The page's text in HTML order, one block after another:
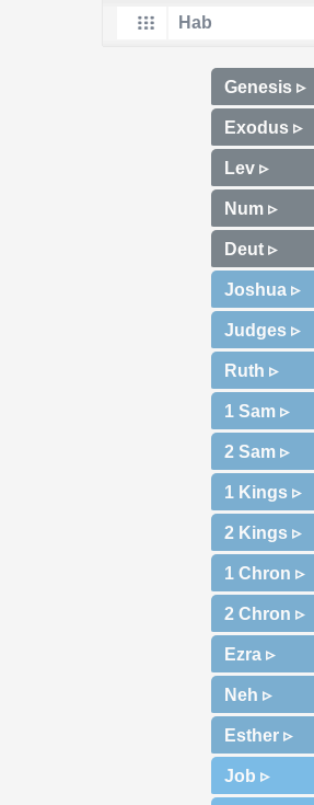
Genesis ▹
Exodus ▹
Lev ▹
Num ▹
Deut ▹
Joshua ▹
Judges ▹
Ruth ▹
1 Sam ▹
2 Sam ▹
1 Kings ▹
2 Kings ▹
1 Chron ▹
2 Chron ▹
Ezra ▹
Neh ▹
Esther ▹
Job ▹